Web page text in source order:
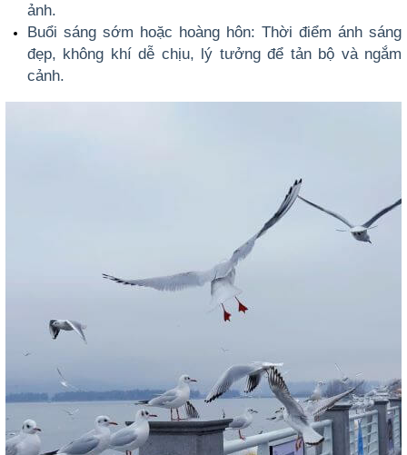
ảnh.
Buổi sáng sớm hoặc hoàng hôn: Thời điểm ánh sáng
đẹp, không khí dễ chịu, lý tưởng để tản bộ và ngắm
cảnh.